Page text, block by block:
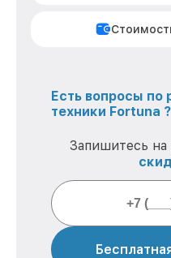
Есть вопросы по
техники Fortuna ?
Запишитесь на